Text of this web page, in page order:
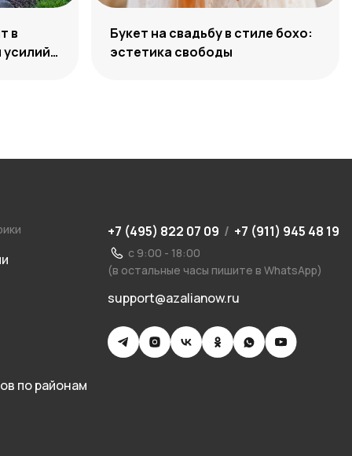
в
Букет на свадьбу в стиле бохо:
эстетика свободы
по районам
+7 (495) 822 07 09 / +7 (911) 945 48 19
с 9:00 - 18:00
(в остальные часы пишите в WhatsApp)
support@azalianow.ru